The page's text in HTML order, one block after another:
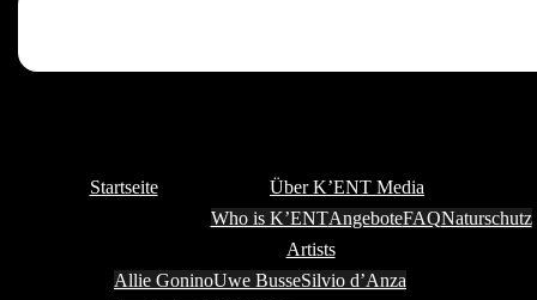
Startseite
Über K’ENT Media
Who is K’ENTAngeboteFAQNaturschutz
Artists
Allie GoninoUwe BusseSilvio d’Anza